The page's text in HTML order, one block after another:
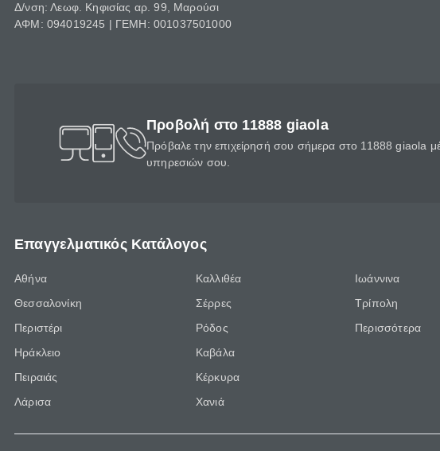
Δ/νση: Λεωφ. Κηφισίας αρ. 99, Μαρούσι
ΑΦΜ: 094019245 | ΓΕΜΗ: 001037501000
Προβολή στο 11888 giaola
Πρόβαλε την επιχείρησή σου σήμερα στο 11888 giaola
υπηρεσιών σου.
Επαγγελματικός Κατάλογος
Αθήνα
Θεσσαλονίκη
Περιστέρι
Ηράκλειο
Πειραιάς
Λάρισα
Καλλιθέα
Σέρρες
Ρόδος
Καβάλα
Κέρκυρα
Χανιά
Ιωάννινα
Τρίπολη
Περισσότερα